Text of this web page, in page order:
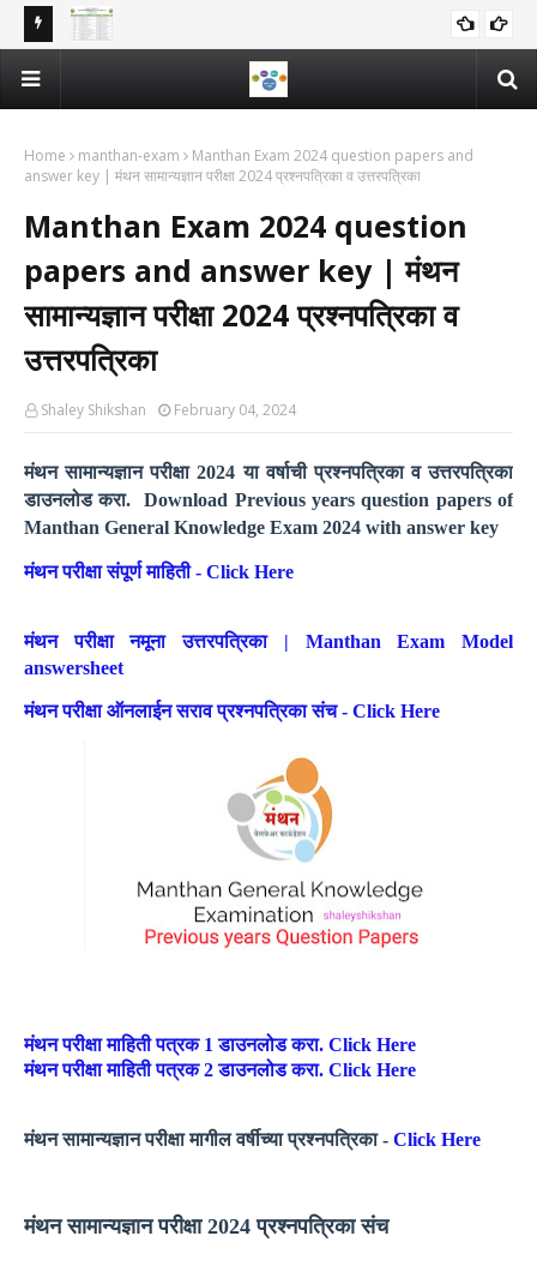
शिष्यवृत्ती परीक्षा 2026 गुणवत्ता यादी 5वी व 8वी | राज्य | जिल्हा | तालुका स्तरीय
याद्या Scholarship exam merit list 5th and 8th 2026
SCHOLARSHIP-EXAM-MERIT-LIST
Home manthan-exam
Manthan Exam 2024 question papers and
answer key | मंथन सामान्यज्ञान परीक्षा 2024 प्रश्नपत्रिका व उत्तरपत्रिका
Manthan Exam 2024 question
papers and answer key | मंथन
सामान्यज्ञान परीक्षा 2024 प्रश्नपत्रिका व
उत्तरपत्रिका
Shaley Shikshan February 04, 2024
मंथन सामान्यज्ञान परीक्षा 2024 या वर्षाची प्रश्नपत्रिका व उत्तरपत्रिका
डाउनलोड करा. Download Previous years question papers of
Manthan General Knowledge Exam 2024 with answer key
मंथन परीक्षा संपूर्ण माहिती - Click Here
मंथन परीक्षा नमूना उत्तरपत्रिका | Manthan Exam Model
answersheet
मंथन परीक्षा ऑनलाईन सराव प्रश्नपत्रिका संच - Click Here
मंथन परीक्षा माहिती पत्रक 1 डाउनलोड करा. Click Here
मंथन परीक्षा माहिती पत्रक 2 डाउनलोड करा. Click Here
मंथन सामान्यज्ञान परीक्षा मागील वर्षीच्या प्रश्नपत्रिका - Click Here
मंथन सामान्यज्ञान परीक्षा 2024 प्रश्नपत्रिका संच